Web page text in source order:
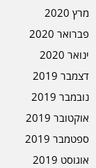
מרץ 2020
פברואר 2020
ינואר 2020
דצמבר 2019
נובמבר 2019
אוקטובר 2019
ספטמבר 2019
אוגוסט 2019